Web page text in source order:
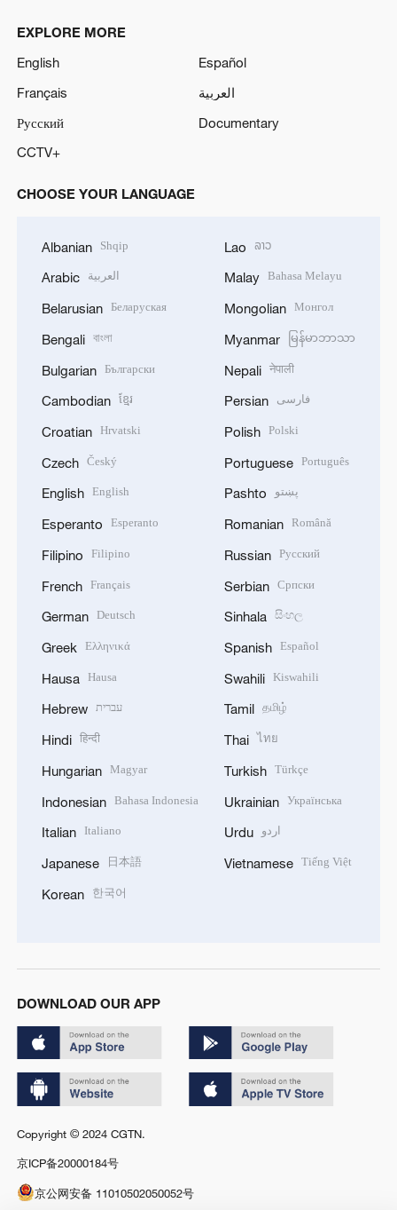
EXPLORE MORE
English
Español
Français
العربية
Русский
Documentary
CCTV+
CHOOSE YOUR LANGUAGE
Albanian Shqip
Arabic العربية
Belarusian Беларуская
Bengali বাংলা
Bulgarian Български
Cambodian ខ្មែរ
Croatian Hrvatski
Czech Český
English English
Esperanto Esperanto
Filipino Filipino
French Français
German Deutsch
Greek Ελληνικά
Hausa Hausa
Hebrew עברית
Hindi हिन्दी
Hungarian Magyar
Indonesian Bahasa Indonesia
Italian Italiano
Japanese 日本語
Korean 한국어
Lao ລາວ
Malay Bahasa Melayu
Mongolian Монгол
Myanmar မြန်မာဘာသာ
Nepali नेपाली
Persian فارسی
Polish Polski
Portuguese Português
Pashto پښتو
Romanian Română
Russian Русский
Serbian Српски
Sinhala සිංහල
Spanish Español
Swahili Kiswahili
Tamil தமிழ்
Thai ไทย
Turkish Türkçe
Ukrainian Українська
Urdu اردو
Vietnamese Tiếng Việt
DOWNLOAD OUR APP
Copyright © 2024 CGTN.
京ICP备20000184号
京公网安备 11010502050052号